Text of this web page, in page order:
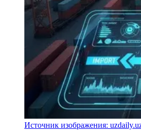
Источник изображения: